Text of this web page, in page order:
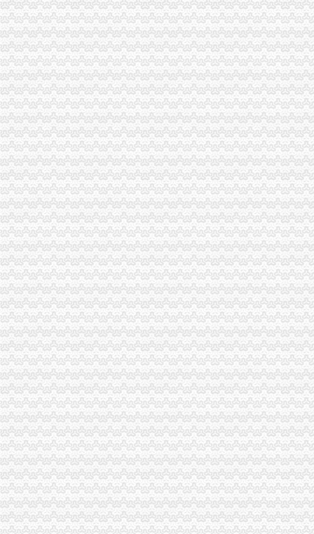
重庆渝中区的重庆天地除了琳琅,还有哪些地方可以接办宴？_搜
重庆天地写字楼|重庆市辖区渝中区重庆天地写字楼|地理位置|交通状况|
化龙桥-重庆天地旁-渝中区预订,化龙桥-重庆天地旁-渝中区价格_地址
渝中：免费上网区域扩展到大坪和重庆天地——人民网·重庆视窗—
【重庆渝中区】重庆天地雍江翠璟均价元/平米架报名中_重
重庆市渝中区人民
渝中区重庆天地,佳黄金地段商铺开.抢,重庆渝中李子坝重庆天地商
渝中区重庆天地雍江庭高层江景视野开阔住宅时尚小区,重庆渝中
渝中区重庆天地雍江翠璟楼层低带车位出售欢迎实地看房,重庆渝中
重庆天地是否属于渝中区有商铺卖没有价格多少–安居客房产问答
重庆市渝中区化龙桥重庆天地股票期货网上开户操作流程
重庆天地对渝中区的发展看来起到很大的作用……-重庆搜狐焦点
渝中区华龙桥重庆天地_中华文本库
【美宿美家酒店式公寓（重庆天地店）】地址：重庆市渝中区化龙桥
渝中免费上网区域扩展到大坪和重庆天地_网易新闻
【5图】渝中区、重庆天地江景房、采光好一湖一江景,重庆渝中李子
瑞安重庆天地商铺商铺出售,渝中区重庆天地企业天地临街住宅底商
【多图】渝中区重庆天地板式精装江景豪宅现房带人和街学指标,
渝中区重庆天地公寓,现房买一层送一层,品质大盘轻轨房,渝中化龙
重庆市渝中区物业协会参观重庆天地认可丰诚物业优质服务_新浪家居
重庆渝中重庆天地户型图-找我家-土巴兔装修网
投诉渝中区重庆天地雍江艺庭小区物管_重庆市公开信箱
[重庆渝中区]瑞安重庆天地室内设计[信息有效期：6天]-我要设计-室内
渝中区重庆天地精装两房绝版户型限量团购热销,重庆天地二手房,
请问渝中区重庆天地这附近有什么送外卖的啊急求_重庆吧_百度贴吧
重庆海外旅业（旅行社）集团有限公司渝中区重庆天地门市部
重庆天地和-渝中区金石巷业主采访—在线播放—优酷网,高清在
重庆天地高层销售领跑楼市|重庆|渝中区_凤凰资讯
【图】邻解放碑洪崖洞重庆天地北欧简约大床房_渝中区短租公寓_途家
渝中区华龙桥重庆天地分析.ppt